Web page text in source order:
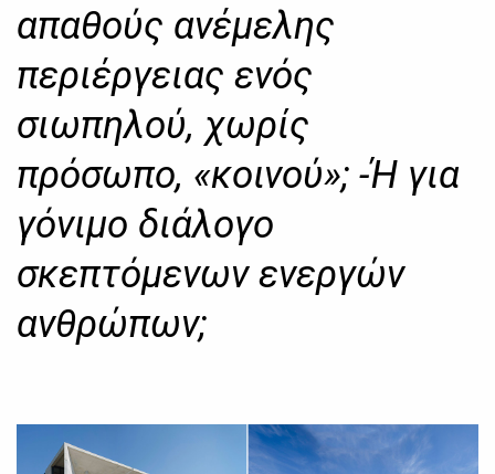
απαθούς ανέμελης
περιέργειας ενός
σιωπηλού, χωρίς
πρόσωπο, «κοινού»; -Ή για
γόνιμο διάλογο
σκεπτόμενων ενεργών
ανθρώπων;